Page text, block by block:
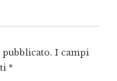
I campi
*